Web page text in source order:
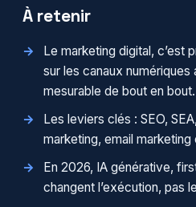
À retenir
Le marketing digital, c’est
sur les canaux numériques
mesurable de bout en bout.
Les leviers clés : SEO,
marketing, email
En 2026, IA générative,
changent l’exécution, pas